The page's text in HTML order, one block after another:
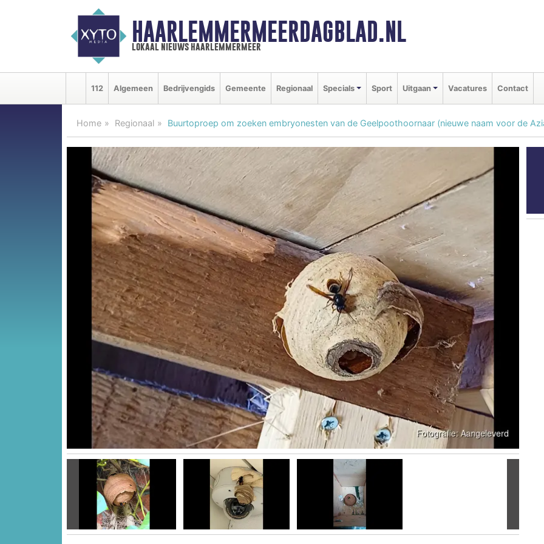
HAARLEMMERMEERDAGBLAD.NL
lokaal nieuws haarlemmermeer
112 Algemeen Bedrijvengids Gemeente Regionaal Specials Sport Uitgaan Vacatures Contact
Home Regionaal Buurtoproep om zoeken embryonesten van de Geelpoothoornaar (nieuwe naam voor de
Vorige